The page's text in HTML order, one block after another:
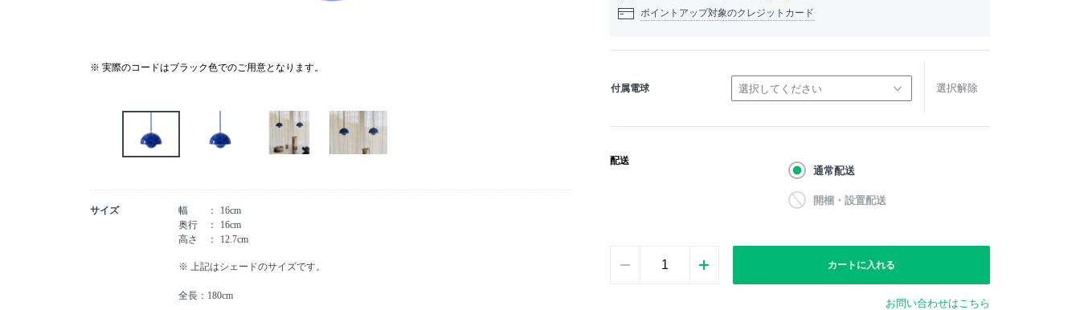
ポイントアップ対象のクレジットカード
付属電球 選択してください 選択解除
配送
通常配送
開梱・設置配送
カートに入れる
お問い合わせはこちら
※ 実際のコードはブラック色でのご用意となります。
サイズ 幅
16cm
奥行
16cm
高さ
12.7cm
※ 上記はシェードのサイズです。
全長：180cm